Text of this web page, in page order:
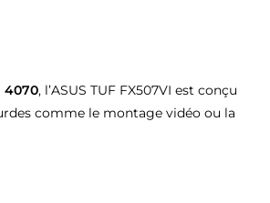
4070, l’ASUS TUF FX507VI est conçu
comme le montage vidéo ou la